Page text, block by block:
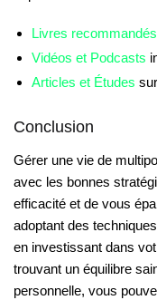
Livres recommandés
Vidéos et Podcasts
Articles et Études
Conclusion
Gérer une vie de
avec les bonnes
efficacité et de vous
adoptant des
en investissant dans
trouvant un équilibre
personnelle, vous